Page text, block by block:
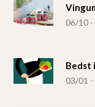
06/10 -
Bedst
03/01 -